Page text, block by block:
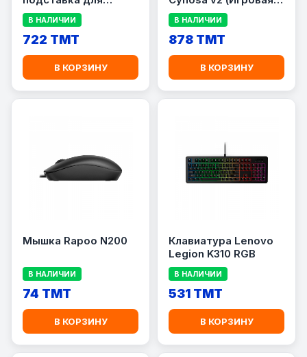
запястий Razer Pro
В НАЛИЧИИ
722 TMT
В КОРЗИНУ
мембранная
клавиатура с
подсветкой Chroma)
В НАЛИЧИИ
878 TMT
В КОРЗИНУ
Мышка Rapoo N200
В НАЛИЧИИ
74 TMT
В КОРЗИНУ
Клавиатура Lenovo
Legion K310 RGB
В НАЛИЧИИ
531 TMT
В КОРЗИНУ